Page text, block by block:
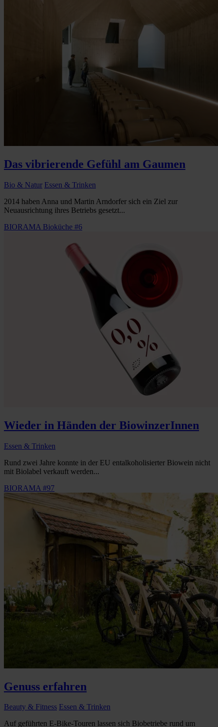
Das vibrierende Gefühl am Gaumen
Bio & Natur Essen & Trinken
2014 haben Anna und Martin Arndorfer sich ein Ziel zur
Neuausrichtung ihres Betriebs gesetzt...
BIORAMA Bioküche #6
Wieder in Händen der BiowinzerInnen
Essen & Trinken
Rund zwei Jahre konnte in der EU entalkoholisierter Biowein nicht
mit Biolabel verkauft werden...
BIORAMA #97
Genuss erfahren
Beauty & Fitness Essen & Trinken
Auf geführten E-Bike-Touren lassen sich Biobetriebe rund um